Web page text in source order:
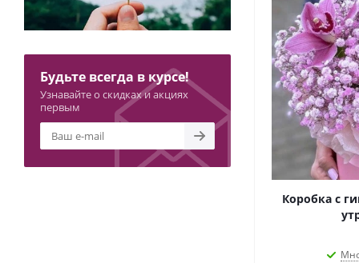
Коробка с
Будьте всегда в курсе!
Узнавайте о скидках и акциях
первым